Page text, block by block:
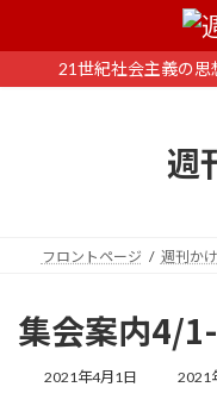
ン
ー
21世紀社会主義の
週
フロントページ 週刊か
集会案内4/
2021年4月1日
最
2021